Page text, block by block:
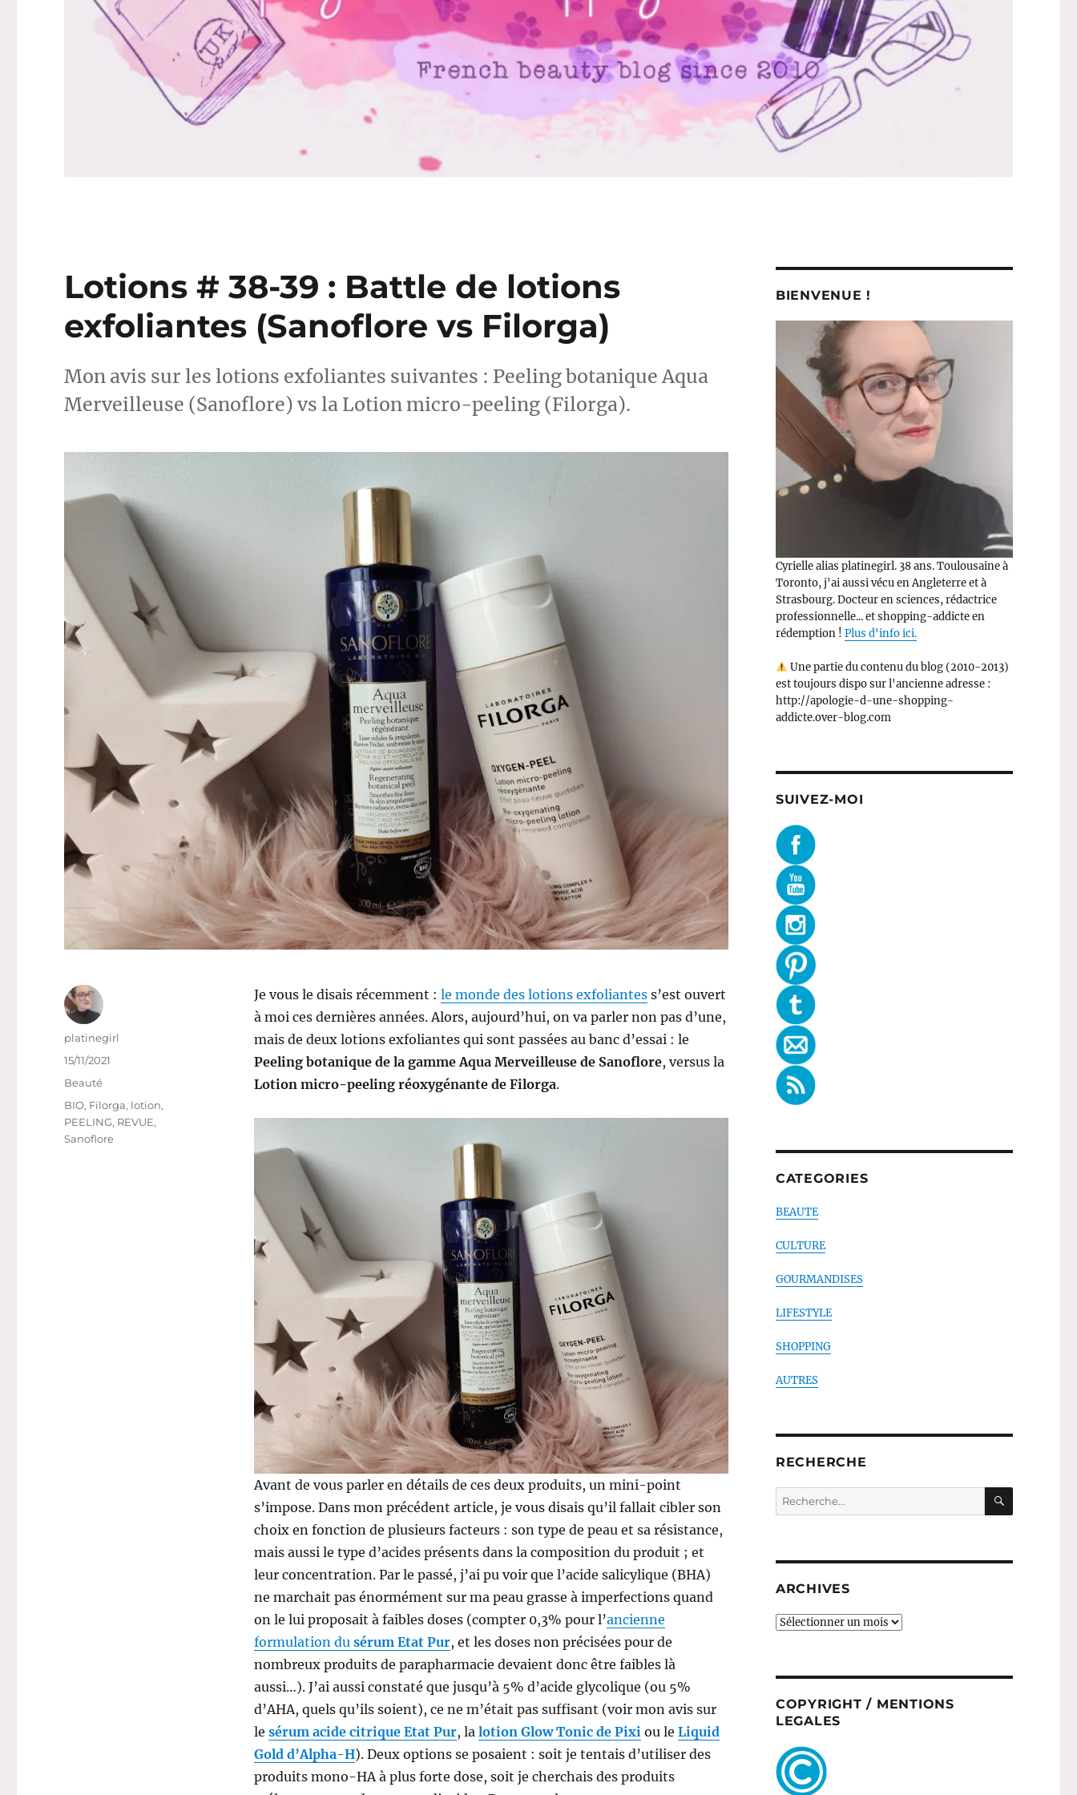
Lotions # 38-39 : Battle de lotions
exfoliantes (Sanoflore vs Filorga)
Mon avis sur les lotions exfoliantes suivantes : Peeling botanique Aqua
Merveilleuse (Sanoflore) vs la Lotion micro-peeling (Filorga).
Je vous le disais récemment : le monde des lotions exfoliantess’est ouvert
à moi ces dernières années. Alors, aujourd’hui, on va parler non pas d’une,
mais de deux lotions exfoliantes qui sont passées au banc d’essai : le
Peeling botanique de la gamme Aqua Merveilleuse de Sanoflore, versus la
Lotion micro-peeling réoxygénante de Filorga.
Avant de vous parler en détails de ces deux produits, un mini-point
s’impose. Dans mon précédent article, je vous disais qu’il fallait cibler son
choix en fonction de plusieurs facteurs : son type de peau et sa résistance,
mais aussi le type d’acides présents dans la composition du produit ; et
leur concentration. Par le passé, j’ai pu voir que l’acide salicylique (BHA)
ne marchait pas énormément sur ma peau grasse à imperfections quand
on le lui proposait à faibles doses (compter 0,3% pour l’ancienne
formulation dusérum Etat Pur, et les doses non précisées pour de
nombreux produits de parapharmacie devaient donc être faibles là
aussi…). J’ai aussi constaté que jusqu’à 5% d’acide glycolique (ou 5%
d’AHA, quels qu’ils soient), ce ne m’était pas suffisant (voir mon avis sur
le sérum acide citrique Etat Pur, la lotion Glow Tonic de Pixi ou le Liquid
Gold d’Alpha-H). Deux options se posaient : soit je tentais d’utiliser des
produits mono-HA à plus forte dose, soit je cherchais des produits
Auteur
platinegirl
Publié
le
15/11/2021
Catégories
Beauté
Étiquettes
BIO, Filorga, lotion,
PEELING, REVUE,
Sanoflore
BIENVENUE !
Cyrielle alias platinegirl. 38 ans. Toulousaine à
Toronto, j'ai aussi vécu en Angleterre et à
Strasbourg. Docteur en sciences, rédactrice
professionnelle... et shopping-addicte en
rédemption ! Plus d'info ici.
Une partie du contenu du blog (2010-2013)
est toujours dispo sur l'ancienne adresse :
http://apologie-d-une-shopping-
addicte.over-blog.com
SUIVEZ-MOI
CATEGORIES
BEAUTE
CULTURE
GOURMANDISES
LIFESTYLE
SHOPPING
AUTRES
RECHERCHE
Recherche
pour :
ARCHIVES
ARCHIVES
COPYRIGHT / MENTIONS
LEGALES